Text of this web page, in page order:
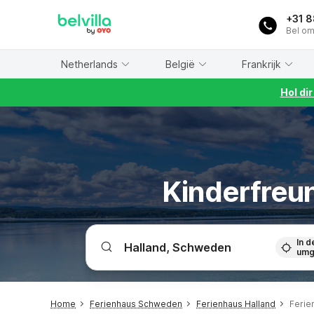
+31
Bel
Netherlands België Frankrijk
Hol
In
Home Ferienhaus Schweden Ferienhaus Halland